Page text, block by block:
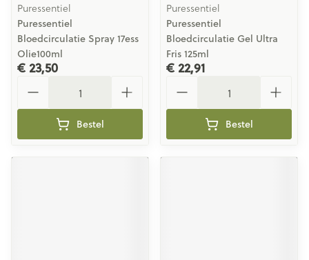
Puressentiel
Puressentiel
Bloedcirculatie Spray 17ess
Olie100ml
€ 23,50
Bestel
Puressentiel
Puressentiel
Bloedcirculatie Gel Ultra
Fris 125ml
€ 22,91
Bestel